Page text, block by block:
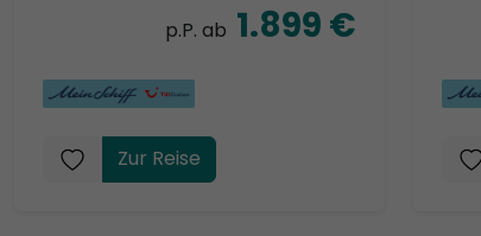
p.P. ab 1.899 €
Zur Reise